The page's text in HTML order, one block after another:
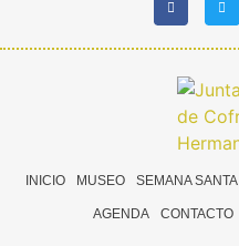
INICIO MUSEO SEMANA SANTA
AGENDA CONTACTO